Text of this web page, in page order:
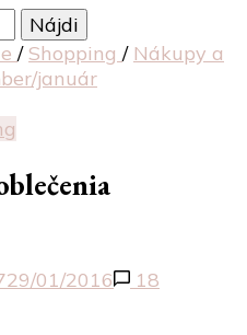
/ Shopping / Nákupy a
január
29/01/2016
18